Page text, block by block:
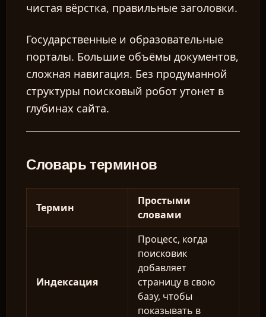
чистая вёрстка, правильные заголовки.
Государственные и образовательные
порталы. Большие объёмы документов,
сложная навигация. Без продуманной
структуры поисковый робот утонет в
глубинах сайта.
Словарь терминов
Термин
Простыми
словами
Индексация
Процесс, когда
поисковик
добавляет
страницу в свою
базу, чтобы
показывать в